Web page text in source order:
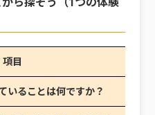
ら探そう（1つの体験
項目
いることは何ですか？